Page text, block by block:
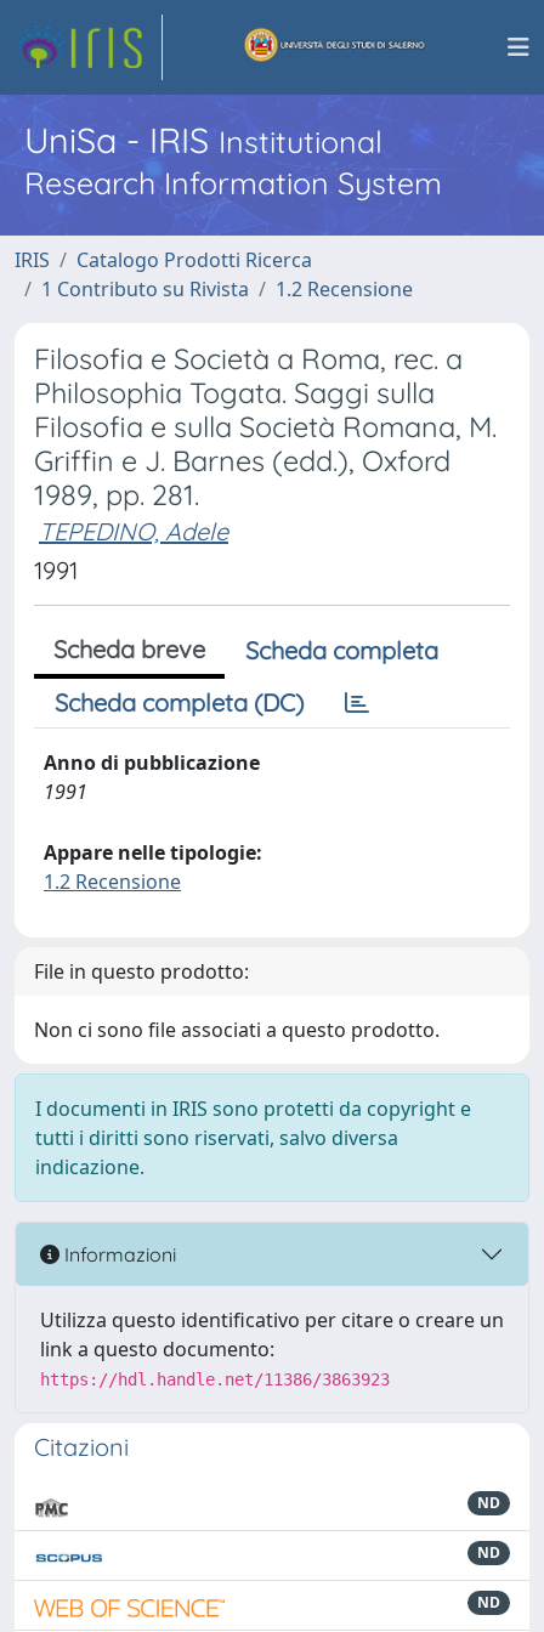
UniSa - IRISInstitutional
Research Information System
IRIS
Catalogo Prodotti Ricerca
1 Contributo su Rivista
1.2 Recensione
Filosofia e Società a Roma, rec. a
Philosophia Togata. Saggi sulla
Filosofia e sulla Società Romana, M.
Griffin e J. Barnes (edd.), Oxford
1989, pp. 281.
TEPEDINO, Adele
1991
Scheda breve
Scheda completa
Scheda completa (DC)
Anno di pubblicazione
1991
Appare nelle tipologie:
1.2 Recensione
File in questo prodotto:
Non ci sono file associati a questo prodotto.
I documenti in IRIS sono protetti da copyright e
tutti i diritti sono riservati, salvo diversa
indicazione.
Informazioni
Utilizza questo identificativo per citare o creare un
link a questo documento:
https://hdl.handle.net/11386/3863923
Citazioni
ND
ND
ND